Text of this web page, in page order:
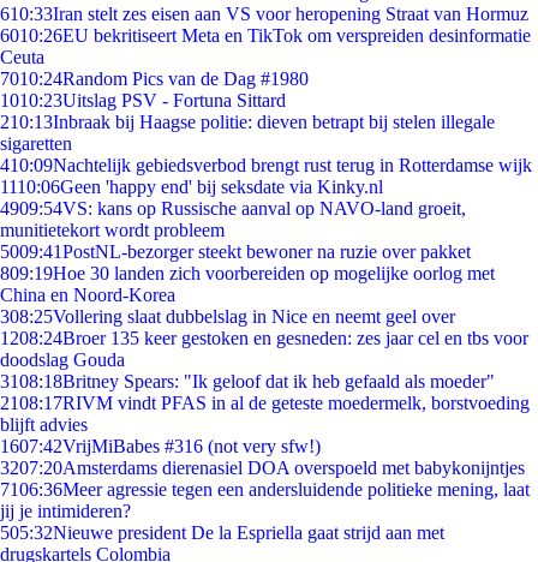
610:33Iran stelt zes eisen aan VS voor heropening Straat van Hormuz
6010:26EU bekritiseert Meta en TikTok om verspreiden desinformatie
Ceuta
7010:24Random Pics van de Dag #1980
1010:23Uitslag PSV - Fortuna Sittard
210:13Inbraak bij Haagse politie: dieven betrapt bij stelen illegale
sigaretten
410:09Nachtelijk gebiedsverbod brengt rust terug in Rotterdamse wijk
1110:06Geen 'happy end' bij seksdate via Kinky.nl
4909:54VS: kans op Russische aanval op NAVO-land groeit,
munitietekort wordt probleem
5009:41PostNL-bezorger steekt bewoner na ruzie over pakket
809:19Hoe 30 landen zich voorbereiden op mogelijke oorlog met
China en Noord-Korea
308:25Vollering slaat dubbelslag in Nice en neemt geel over
1208:24Broer 135 keer gestoken en gesneden: zes jaar cel en tbs voor
doodslag Gouda
3108:18Britney Spears: "Ik geloof dat ik heb gefaald als moeder"
2108:17RIVM vindt PFAS in al de geteste moedermelk, borstvoeding
blijft advies
1607:42VrijMiBabes #316 (not very sfw!)
3207:20Amsterdams dierenasiel DOA overspoeld met babykonijntjes
7106:36Meer agressie tegen een andersluidende politieke mening, laat
jij je intimideren?
505:32Nieuwe president De la Espriella gaat strijd aan met
drugskartels Colombia